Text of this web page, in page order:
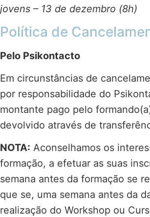
jovens – 13 de dezembro (8h)
Política de
Pelo Psikontacto
Em circunstâncias de
por responsabilidade do
montante pago pelo
devolvido através de
NOTA: Aconselhamos os
formação, a efetuar as suas
semana antes da formação se
que se, uma semana antes da
realização do Workshop ou